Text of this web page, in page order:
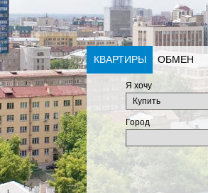
КВАРТИРЫ ОБМЕН
Я хочу
Город